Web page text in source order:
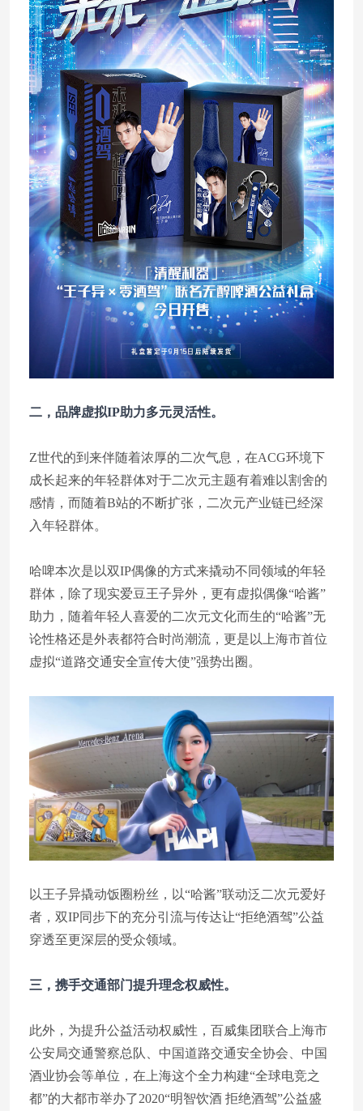
二，品牌虚拟IP助力多元灵活性。
Z世代的到来伴随着浓厚的二次气息，在ACG环境下
成长起来的年轻群体对于二次元主题有着难以割舍的
感情，而随着B站的不断扩张，二次元产业链已经深
入年轻群体。
哈啤本次是以双IP偶像的方式来撬动不同领域的年轻
群体，除了现实爱豆王子异外，更有虚拟偶像“哈酱”
助力，随着年轻人喜爱的二次元文化而生的“哈酱”无
论性格还是外表都符合时尚潮流，更是以上海市首位
虚拟“道路交通安全宣传大使”强势出圈。
以王子异撬动饭圈粉丝，以“哈酱”联动泛二次元爱好
者，双IP同步下的充分引流与传达让“拒绝酒驾”公益
穿透至更深层的受众领域。
三，携手交通部门提升理念权威性。
此外，为提升公益活动权威性，百威集团联合上海市
公安局交通警察总队、中国道路交通安全协会、中国
酒业协会等单位，在上海这个全力构建“全球电竞之
都”的大都市举办了2020“明智饮酒 拒绝酒驾”公益盛